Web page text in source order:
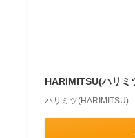
HARIMITSU(ハリ
ハリミツ(HARIMITSU)